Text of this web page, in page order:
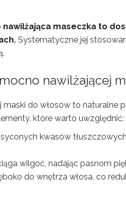
maseczka to
Systematyczne jej
nawilżającej
maski do włosów to naturalne
które warto uwzględnić:
kwasów
wilgoć, nadając pasnom
do wnętrza włosa, co